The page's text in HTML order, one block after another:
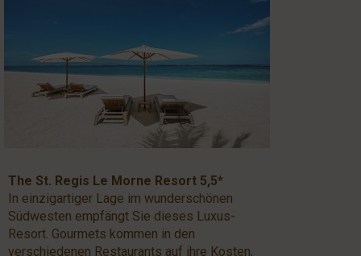
The St. Regis Le Morne Resort 5,5*
In einzigartiger Lage im wunderschönen
Südwesten empfängt Sie dieses Luxus-
Resort. Gourmets kommen in den
verschiedenen Restaurants auf ihre Kosten,